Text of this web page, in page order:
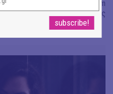
Alexandros Livitsanos, Willem
το soundtrack της ταινίας